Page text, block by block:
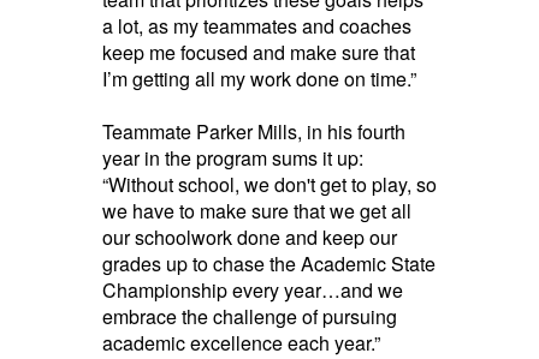
a lot, as my teammates and coaches
keep me focused and make sure that
I’m getting all my work done on time.”
Teammate Parker Mills, in his fourth
year in the program sums it up:
“Without school, we don't get to play, so
we have to make sure that we get all
our schoolwork done and keep our
grades up to chase the Academic State
Championship every year…and we
embrace the challenge of pursuing
academic excellence each year.”